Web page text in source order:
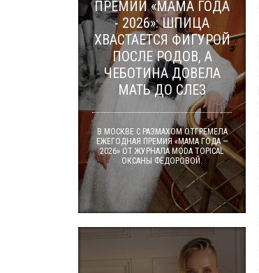
ПРЕМИИ «МАМА ГОДА
- 2026»: ШПИЦА
ХВАСТАЕТСЯ ФИГУРОЙ
ПОСЛЕ РОДОВ, А
ЧЕБОТИНА ДОВЕЛА
МАТЬ ДО СЛЕЗ
В МОСКВЕ С РАЗМАХОМ ОТГРЕМЕЛА
ЕЖЕГОДНАЯ ПРЕМИЯ «МАМА ГОДА —
2026» ОТ ЖУРНАЛА MODA TOPICAL
ОКСАНЫ ФЁДОРОВОЙ.